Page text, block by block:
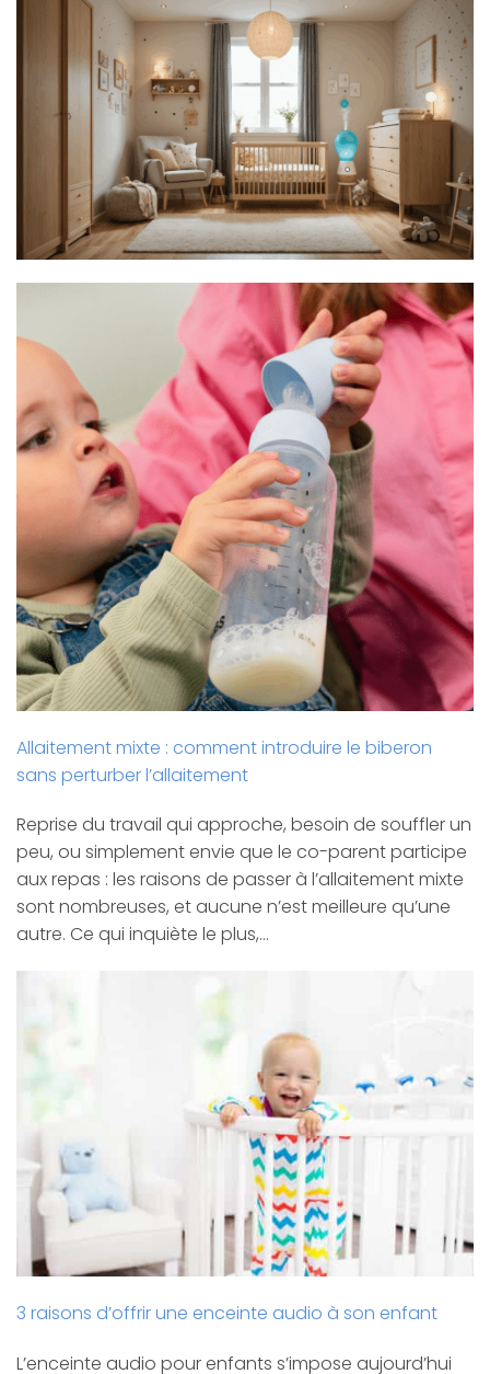
Allaitement mixte : comment introduire le biberon
sans perturber l’allaitement
Reprise du travail qui approche, besoin de souffler un
peu, ou simplement envie que le co-parent participe
aux repas : les raisons de passer à l’allaitement mixte
sont nombreuses, et aucune n’est meilleure qu’une
autre. Ce qui inquiète le plus,…
3 raisons d’offrir une enceinte audio à son enfant
L’enceinte audio pour enfants s’impose aujourd’hui